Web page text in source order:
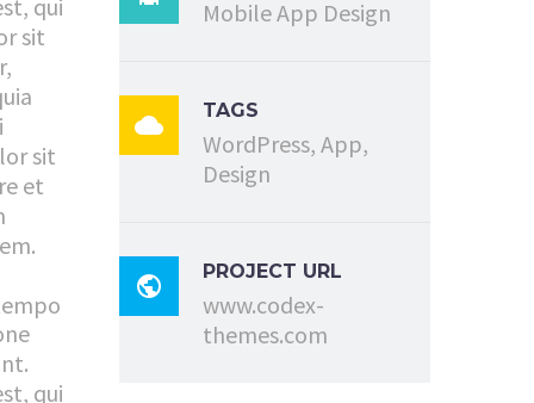
qui
sit
sit
et
qui
Mobile App Design

TAGS
WordPress, App,
Design

PROJECT URL
www.codex-
themes.com